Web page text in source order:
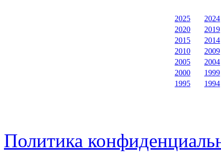
2025
2024
2020
2019
2015
2014
2010
2009
2005
2004
2000
1999
1995
1994
Политика